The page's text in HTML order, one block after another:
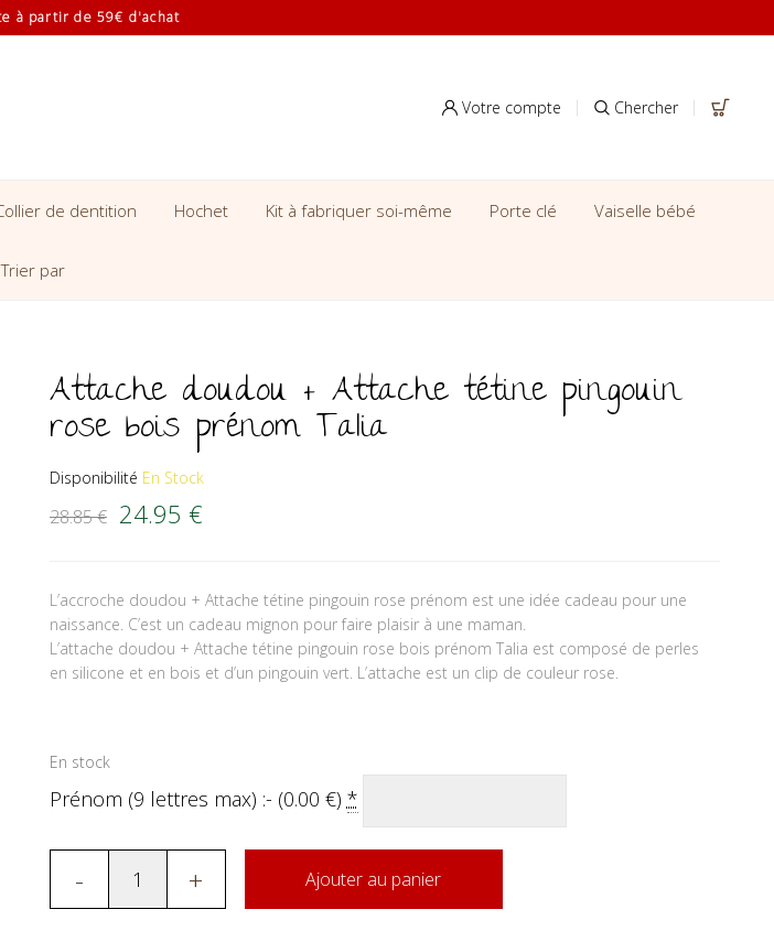
à partir de 59€ d'achat
Votre compte Chercher
de dentition Hochet Kit à fabriquer soi-même Porte clé Vaiselle bébé
Trier par
Attache doudou + Attache tétine pingouin
rose bois prénom Talia
Disponibilité En Stock
28.85€ Le prix initial était : 28.85 €.
24.95 €Le prix actuel est : 24.95 €.
L’accroche doudou + Attache tétine pingouin rose prénom est une idée cadeau pour une
naissance. C’est un cadeau mignon pour faire plaisir à une maman.
L’attache doudou + Attache tétine pingouin rose bois prénom Talia est composé de perles
en silicone et en bois et d’un pingouin vert. L’attache est un clip de couleur rose.
En stock
Prénom (9 lettres max) :- (0.00 €) *
- + Ajouter au panier